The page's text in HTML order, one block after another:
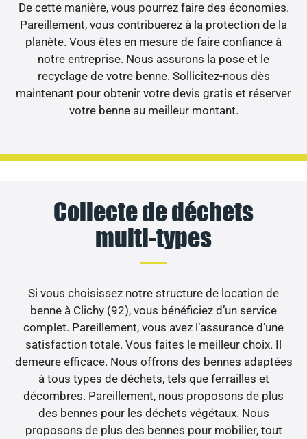
De cette manière, vous pourrez faire des économies.
Pareillement, vous contribuerez à la protection de la
planète. Vous êtes en mesure de faire confiance à
notre entreprise. Nous assurons la pose et le
recyclage de votre benne. Sollicitez-nous dès
maintenant pour obtenir votre devis gratis et réserver
votre benne au meilleur montant.
Collecte de déchets
multi-types
Si vous choisissez notre structure de location de
benne à Clichy (92), vous bénéficiez d’un service
complet. Pareillement, vous avez l’assurance d’une
satisfaction totale. Vous faites le meilleur choix. Il
demeure efficace. Nous offrons des bennes adaptées
à tous types de déchets, tels que ferrailles et
décombres. Pareillement, nous proposons de plus
des bennes pour les déchets végétaux. Nous
proposons de plus des bennes pour mobilier, tout